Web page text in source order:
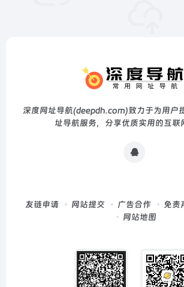
深度网址导航(deepdh.com)致力于为用户
址导航服务，分享优质实用的互联
友链申请 网站提交 广告合作 免责
网站地图